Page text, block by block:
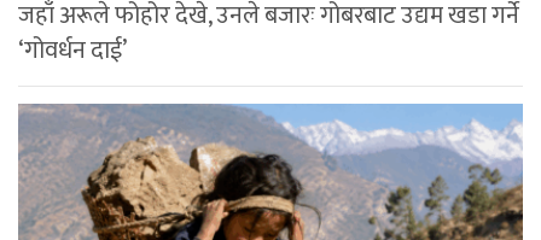
जहाँ अरूले फोहोर देखे, उनले बजारः गोबरबाट उद्यम खडा गर्ने
‘गोवर्धन दाई’